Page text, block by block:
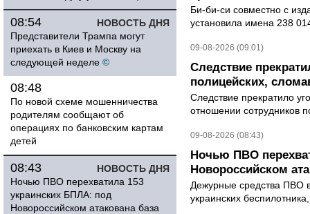
НОВОСТЬ ДНЯ
08:54
Представители Трампа могут
приехать в Киев и Москву на
следующей неделе ©
08:48
По новой схеме мошенничества
родителям сообщают об
операциях по банковским картам
детей
НОВОСТЬ ДНЯ
08:43
Ночью ПВО перехватила 153
украинских БПЛА: под
Новороссийском атакована база
Би-би-си совместно с
установила имена 238
09-08-2026 (09:01)
Следствие
полицейских,
Следствие прекратило
отношении сотрудников
09-08-2026 (08:43)
Ночью ПВО
Новороссийском
Дежурные средства ПВО
украинских